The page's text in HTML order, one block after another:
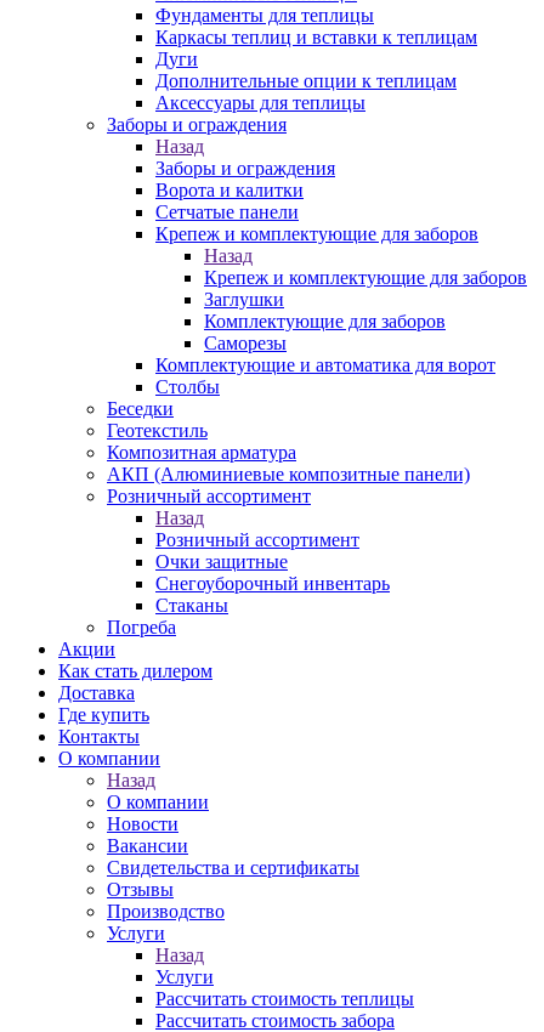
Фундаменты для теплицы
Каркасы теплиц и вставки к теплицам
Дуги
Дополнительные опции к теплицам
Аксессуары для теплицы
Заборы и ограждения
Назад
Заборы и ограждения
Ворота и калитки
Сетчатые панели
Крепеж и комплектующие для заборов
Назад
Крепеж и комплектующие для заборов
Заглушки
Комплектующие для заборов
Саморезы
Комплектующие и автоматика для ворот
Столбы
Беседки
Геотекстиль
Композитная арматура
АКП (Алюминиевые композитные панели)
Розничный ассортимент
Назад
Розничный ассортимент
Очки защитные
Снегоуборочный инвентарь
Стаканы
Погреба
Акции
Как стать дилером
Доставка
Где купить
Контакты
О компании
Назад
О компании
Новости
Вакансии
Свидетельства и сертификаты
Отзывы
Производство
Услуги
Назад
Услуги
Рассчитать стоимость теплицы
Рассчитать стоимость забора